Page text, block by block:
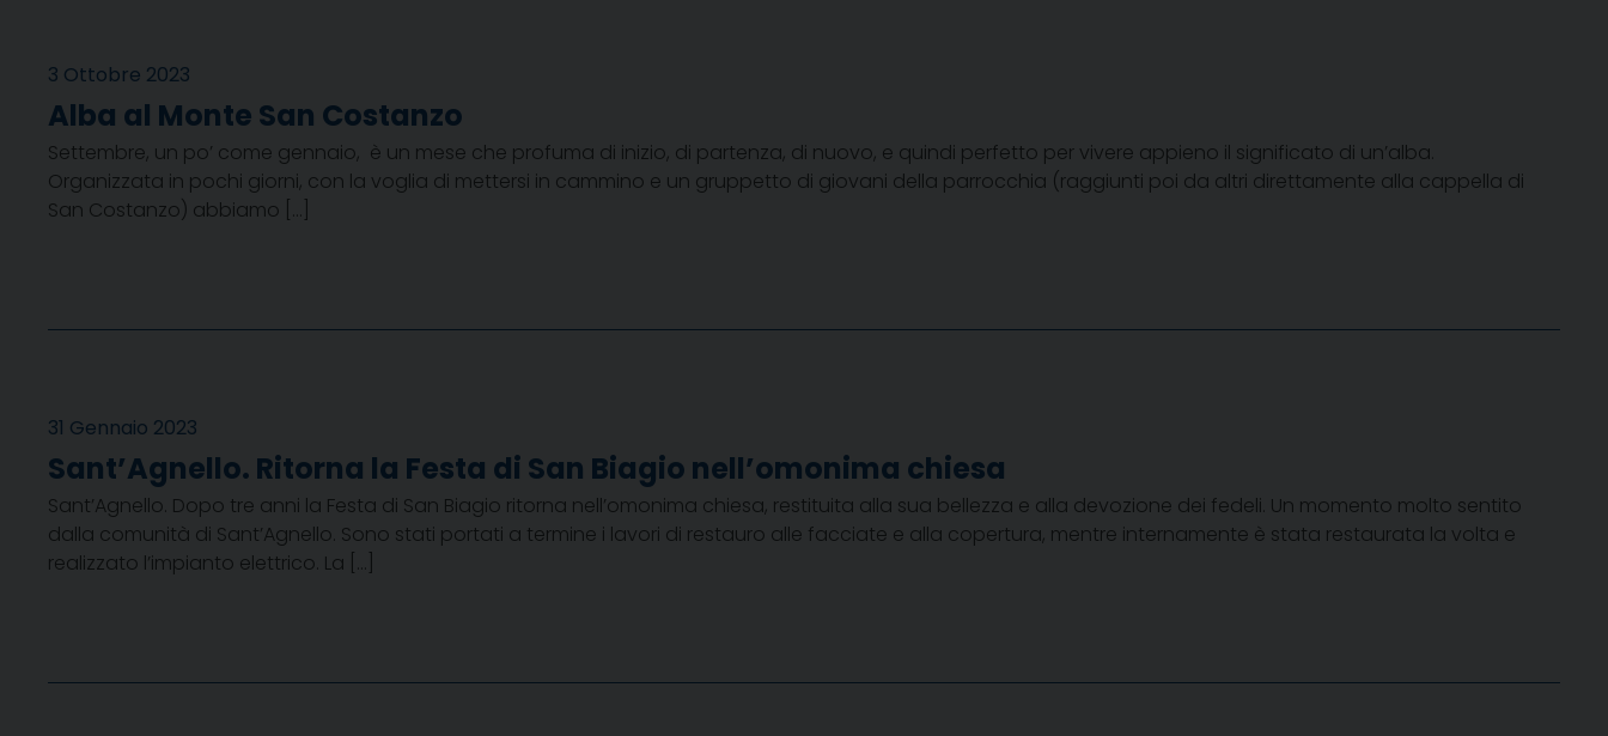
3 Ottobre 2023
Alba al Monte San Costanzo
Settembre, un po’ come gennaio, è un mese che profuma di inizio, di partenza, di nuovo, e quindi perfetto per vivere appieno il significato di un’alba.
Organizzata in pochi giorni, con la voglia di mettersi in cammino e un gruppetto di giovani della parrocchia (raggiunti poi da altri direttamente alla cappella di
San Costanzo) abbiamo […]
31 Gennaio 2023
Sant’Agnello. Ritorna la Festa di San Biagio nell’omonima chiesa
Sant’Agnello. Dopo tre anni la Festa di San Biagio ritorna nell’omonima chiesa, restituita alla sua bellezza e alla devozione dei fedeli. Un momento molto sentito
dalla comunità di Sant’Agnello. Sono stati portati a termine i lavori di restauro alle facciate e alla copertura, mentre internamente è stata restaurata la volta e
realizzato l’impianto elettrico. La […]